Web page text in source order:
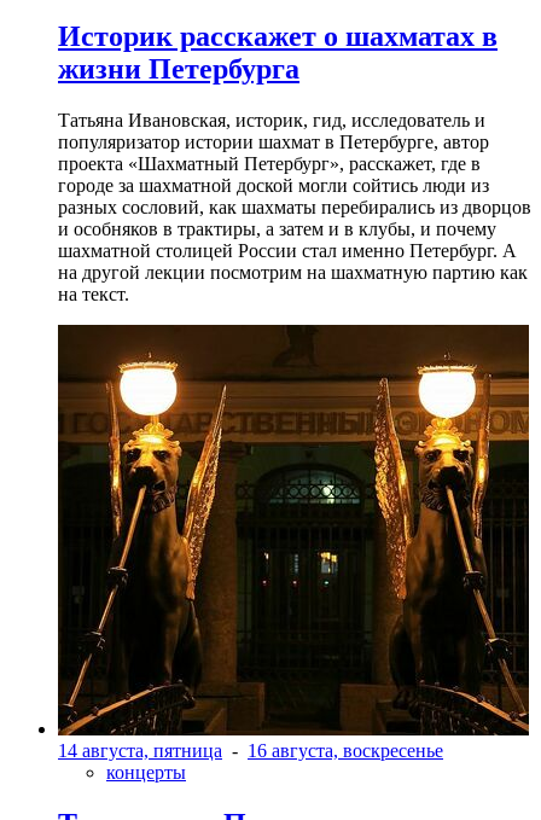
Историк расскажет о шахматах в
жизни Петербурга
Татьяна Ивановская, историк, гид, исследователь и
популяризатор истории шахмат в Петербурге, автор
проекта «Шахматный Петербург», расскажет, где в
городе за шахматной доской могли сойтись люди из
разных сословий, как шахматы перебирались из дворцов
и особняков в трактиры, а затем и в клубы, и почему
шахматной столицей России стал именно Петербург. А
на другой лекции посмотрим на шахматную партию как
на текст.
14 августа, пятница - 16 августа, воскресенье
концерты